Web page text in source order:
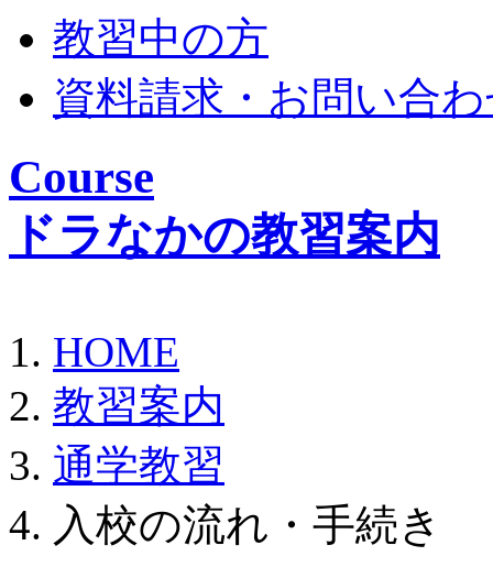
教習中の方
資料請求・お問い合
Course
ドラなかの教習案内
HOME
教習案内
通学教習
入校の流れ・手続き